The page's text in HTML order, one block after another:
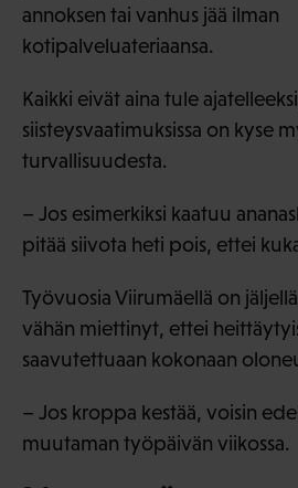
annoksen tai vanhus jää ilman
kotipalveluateriaansa.
Kaikki eivät aina tule
siisteysvaatimuksissa on kyse
turvallisuudesta.
– Jos esimerkiksi kaatuu
pitää siivota heti pois, ettei
Työvuosia Viirumäellä on
vähän miettinyt, ettei
saavutettuaan kokonaan
– Jos kroppa kestää, voisin
muutaman työpäivän viikossa.